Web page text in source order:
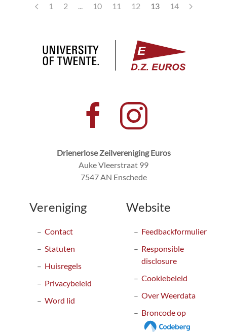
1 2 10 11 12 13 14
Drienerlose Zeilvereniging Euros
Auke Vleerstraat 99
7547 AN Enschede
Vereniging
Contact
Statuten
Huisregels
Privacybeleid
Word lid
Website
Feedbackformulier
Responsible
disclosure
Cookiebeleid
Over Weerdata
Broncode op